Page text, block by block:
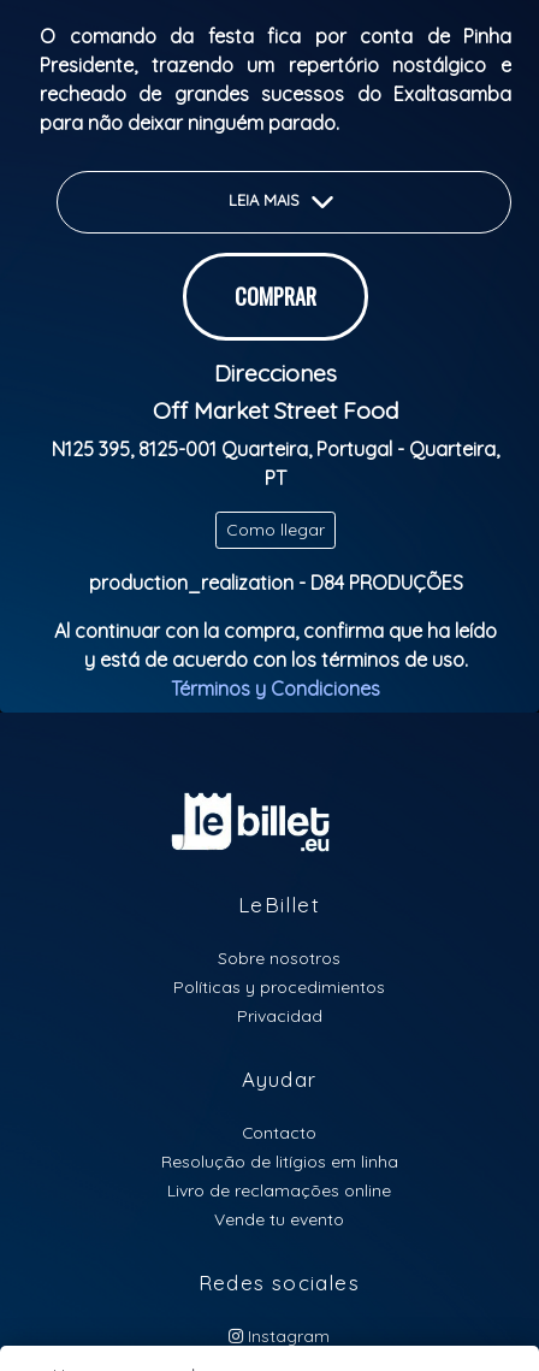
O comando da festa fica por conta de Pinha
Presidente, trazendo um repertório nostálgico e
recheado de grandes sucessos do Exaltasamba
para não deixar ninguém parado.
Uma produção com a assinatura da Off Market
(Street Food, Music & Fun) e D84 Produções,
garantindo uma estrutura completa com
gastronomia, música e muita diversão.
Informações do Evento
Data: Sábado, 18 de Julho
Atração Principal: Pinha Presidente canta
Realização: Off Market & D84 Produções
Garanta já o seu ingresso e venha viver essa
com o melhor do samba e pagode. Bilhetes
limitados.
LEIA MAIS
COMPRAR
Direcciones
Off Market Street Food
N125 395, 8125-001 Quarteira, Portugal - Quarteira,
PT
Como llegar
production_realization - D84 PRODUÇÕES
Al continuar con la compra, confirma que ha leído
y está de acuerdo con los términos de uso.
Términos y Condiciones
LeBillet
Sobre nosotros
Políticas y procedimientos
Privacidad
Ayudar
Contacto
Resolução de litígios em linha
Livro de reclamações online
Vende tu evento
Redes sociales
Instagram
atendimento@lebillet.eu